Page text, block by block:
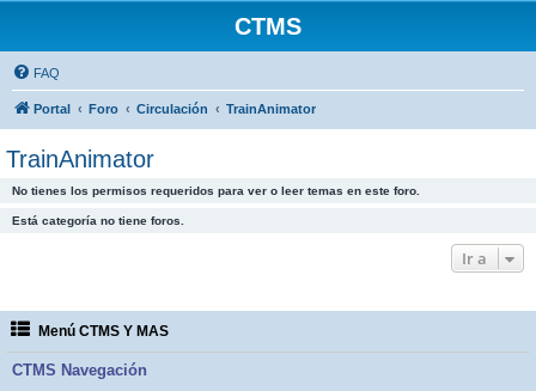
CTMS
FAQ
Portal Foro Circulación TrainAnimator
TrainAnimator
No tienes los permisos requeridos para ver o leer temas en este foro.
Está categoría no tiene foros.
Ir a
Menú CTMS Y MAS
CTMS Navegación